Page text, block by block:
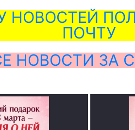
ПОЧТУ
НОВОСТИ ЗА